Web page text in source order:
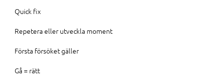
Quick fix
Repetera eller utveckla moment
Första försöket gäller
Gå = rätt